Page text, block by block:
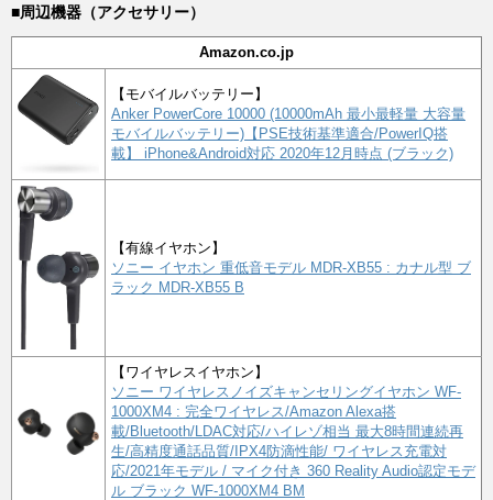
■周辺機器（アクセサリー）
Amazon.co.jp
【モバイルバッテリー】
Anker PowerCore 10000 (10000mAh 最小最軽量 大容量
モバイルバッテリー)【PSE技術基準適合/PowerIQ搭
載】 iPhone&Android対応 2020年12月時点 (ブラック)
【有線イヤホン】
ソニー イヤホン 重低音モデル MDR-XB55 : カナル型 ブ
ラック MDR-XB55 B
【ワイヤレスイヤホン】
ソニー ワイヤレスノイズキャンセリングイヤホン WF-
1000XM4 : 完全ワイヤレス/Amazon Alexa搭
載/Bluetooth/LDAC対応/ハイレゾ相当 最大8時間連続再
生/高精度通話品質/IPX4防滴性能/ ワイヤレス充電対
応/2021年モデル / マイク付き 360 Reality Audio認定モデ
ル ブラック WF-1000XM4 BM